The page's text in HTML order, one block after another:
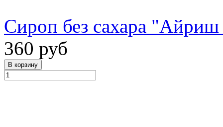
Сироп без сахара
360 руб